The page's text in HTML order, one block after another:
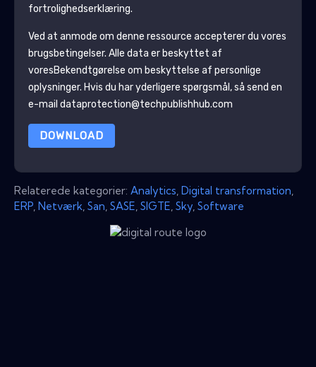
fortrolighedserklæring.
Ved at anmode om denne ressource accepterer du vores
brugsbetingelser. Alle data er beskyttet af
voresBekendtgørelse om beskyttelse af personlige
oplysninger. Hvis du har yderligere spørgsmål, så send en
e-mail dataprotection@techpublishhub.com
DOWNLOAD
Relaterede kategorier: Analytics Digital transformation
ERP Netværk San SASE SIGTE Sky Software